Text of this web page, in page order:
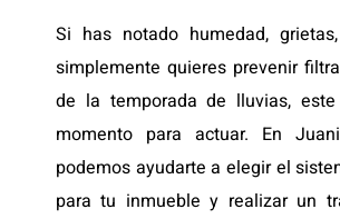
Si has notado humedad,
simplemente quieres prevenir
de la temporada de lluvias,
momento para actuar. En
podemos ayudarte a elegir el
para tu inmueble y realizar un